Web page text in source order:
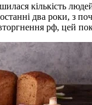
кількість
два роки, з
рф, цей